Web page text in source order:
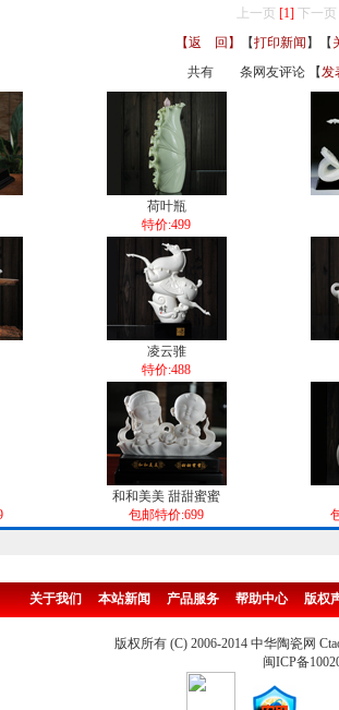
上一页 [1] 下一页
【返 回】
【打印新闻 】【
共有
条网友评论 【发
荷叶瓶
特价:499
凌云骓
特价:488
和和美美 甜甜蜜蜜
包邮特价:699
关于我们 本站新闻 产品服务 帮助中心 版权
版权所有 (C) 2006-2014 中华陶瓷网
闽ICP备